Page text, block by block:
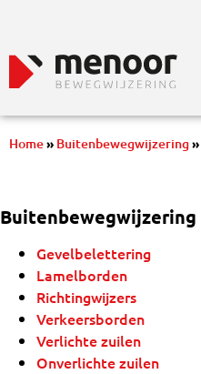
Home» Buitenbewegwijzering»
Buitenbewegwijzering
Gevelbelettering
Lamelborden
Richtingwijzers
Verkeersborden
Verlichte zuilen
Onverlichte zuilen